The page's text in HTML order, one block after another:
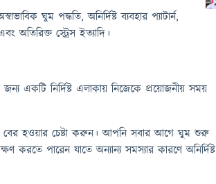
ঘুম পদ্ধতি, অনির্দিষ্ট ব্যবহার প্যাটার্ন,
অতিরিক্ত স্ট্রেস ইত্যাদি।
একটি নির্দিষ্ট এলাকায় নিজেকে প্রয়োজনীয় সময়
বের হওয়ার চেষ্টা করুন। আপনি সবার আগে ঘুম শুরু
করতে পারেন যাতে অন্যান্য সমস্যার কারণে অনির্দিষ্ট